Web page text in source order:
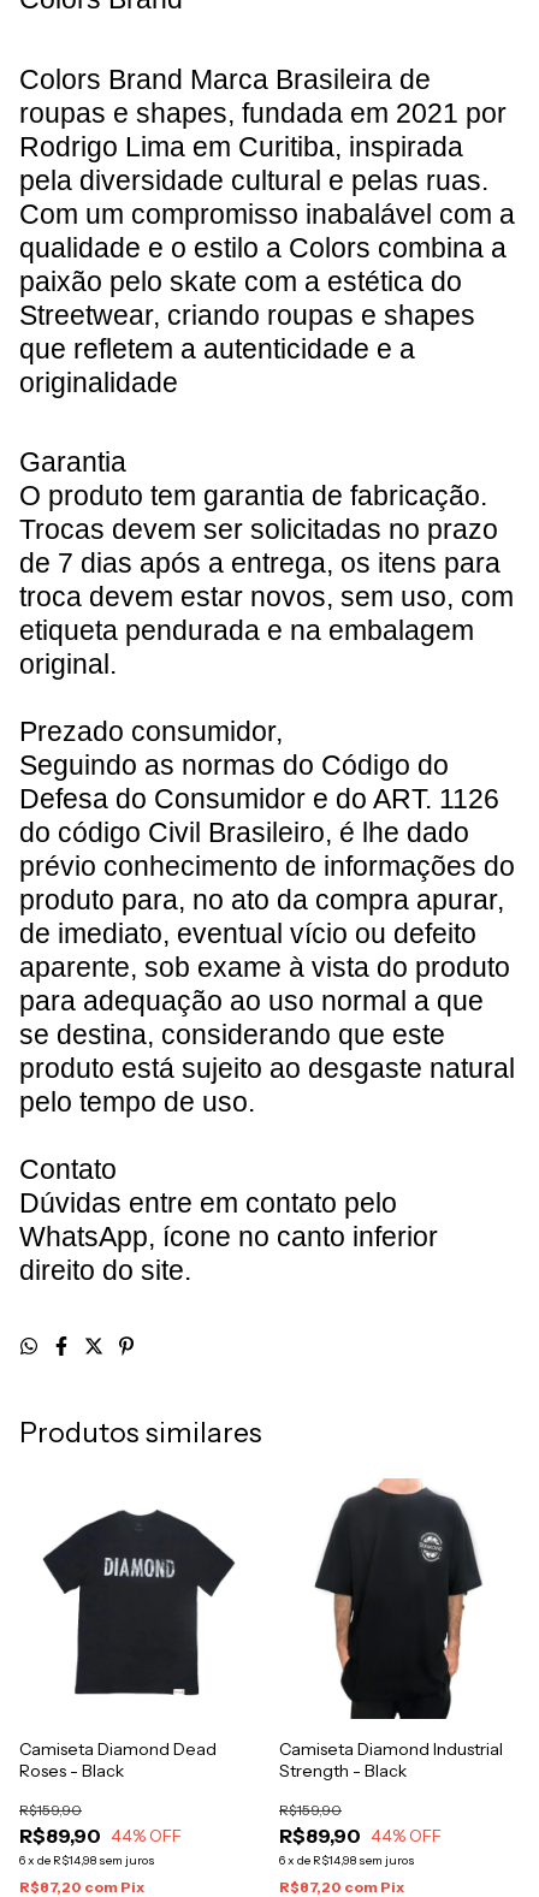
Colors Brand Marca Brasileira de
roupas e shapes, fundada em 2021 por
Rodrigo Lima em Curitiba, inspirada
pela diversidade cultural e pelas ruas.
Com um compromisso inabalável com a
qualidade e o estilo a Colors combina a
paixão pelo skate com a estética do
Streetwear, criando roupas e shapes
que refletem a autenticidade e a
originalidade
Garantia
O produto tem garantia de fabricação.
Trocas devem ser solicitadas no prazo
de 7 dias após a entrega, os itens para
troca devem estar novos, sem uso, com
etiqueta pendurada e na embalagem
original.
Prezado consumidor,
Seguindo as normas do Código do
Defesa do Consumidor e do ART. 1126
do código Civil Brasileiro, é lhe dado
prévio conhecimento de informações do
produto para, no ato da compra apurar,
de imediato, eventual vício ou defeito
aparente, sob exame à vista do produto
para adequação ao uso normal a que
se destina, considerando que este
produto está sujeito ao desgaste natural
pelo tempo de uso.
Contato
Dúvidas entre em contato pelo
WhatsApp, ícone no canto inferior
direito do site.
Produtos similares
Camiseta Diamond Dead
Roses - Black
R$89,90
R$159,90
44% OFF
6x de R$14,98 sem juros
R$87,20 com Pix
Camiseta Diamond Industrial
Strength - Black
R$89,90
R$159,90
44% OFF
6x de R$14,98 sem juros
R$87,20 com Pix